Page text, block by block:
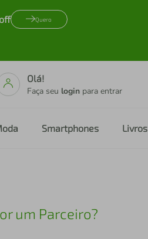
Quero
Olá!
Faça seu login para entrar
Smartphones Livros
um Parceiro?